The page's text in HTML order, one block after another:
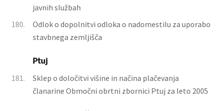
javnih službah
180.
Odlok o dopolnitvi odloka o nadomestilu za uporabo
stavbnega zemljišča
Ptuj
181.
Sklep o določitvi višine in načina plačevanja
članarine Območni obrtni zbornici Ptuj za leto 2005